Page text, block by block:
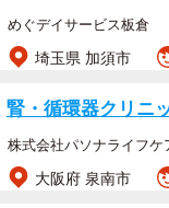
めぐデイサービス板倉
埼玉県 加須市
腎・循環器クリニ
株式会社パソナライフケ
大阪府 泉南市